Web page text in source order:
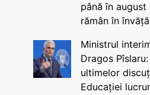
până în
rămân în
Ministrul
Dragos
ultimelor
Educației